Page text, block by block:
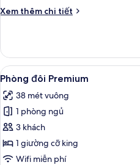
Xem thêm chi tiết
Chi
Phòng
đôi
Deluxe
Xem
tất
cả
ảnh
Phòng
đôi
Premium
8
Phòng đôi Premium
38 mét vuông
1 phòng ngủ
3 khách
1 giường cỡ king
Wifi miễn phí